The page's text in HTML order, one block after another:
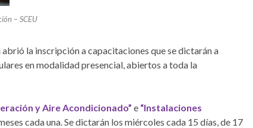
– SCEU
la inscripción a capacitaciones que se dictarán a
en modalidad presencial, abiertos a toda la
y Aire Acondicionado” e “Instalaciones
cada una. Se dictarán los miércoles cada 15 días, de 17